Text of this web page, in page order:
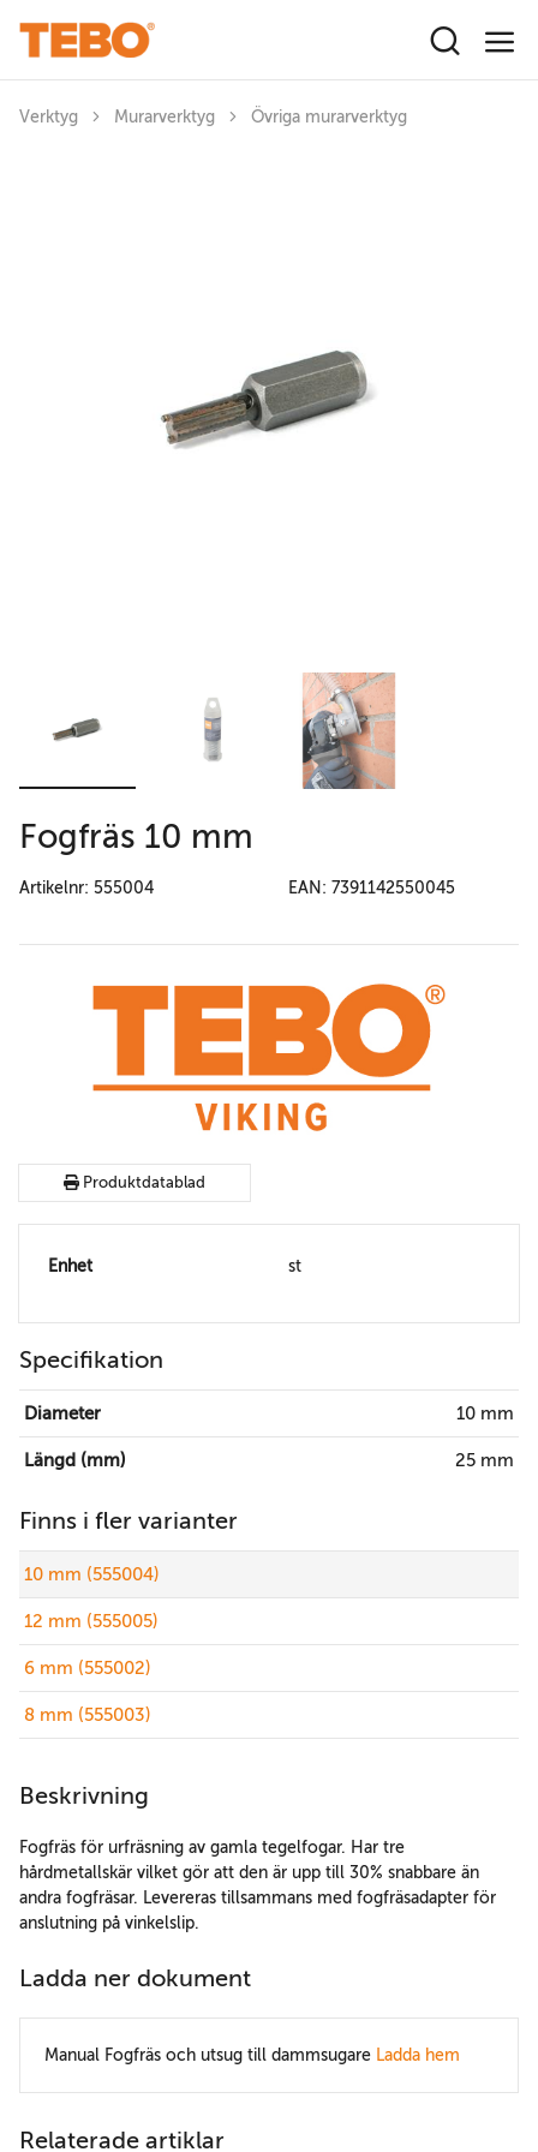
Verktyg Murarverktyg Övriga murarverktyg
Fogfräs 10 mm
Artikelnr: 555004 EAN: 7391142550045
Produktdatablad
Enhet st
Specifikation
Diameter 10 mm
Längd (mm) 25 mm
Finns i fler varianter
10 mm (555004)
12 mm (555005)
6 mm (555002)
8 mm (555003)
Beskrivning
Fogfräs för urfräsning av gamla tegelfogar. Har tre
hårdmetallskär vilket gör att den är upp till 30% snabbare än
andra fogfräsar. Levereras tillsammans med fogfräsadapter för
anslutning på vinkelslip.
Ladda ner dokument
Manual Fogfräs och utsug till dammsugare Ladda hem
Relaterade artiklar